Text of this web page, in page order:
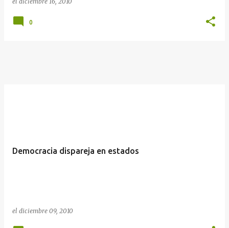
0
Democracia dispareja en estados
el diciembre 09, 2010